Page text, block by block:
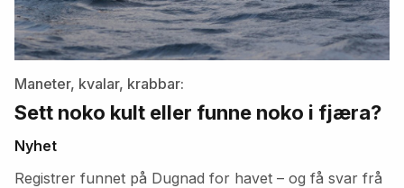
Maneter, kvalar, krabbar:
Sett noko kult eller funne noko i fjæra?
Nyhet
Registrer funnet på Dugnad for havet – og få svar frå